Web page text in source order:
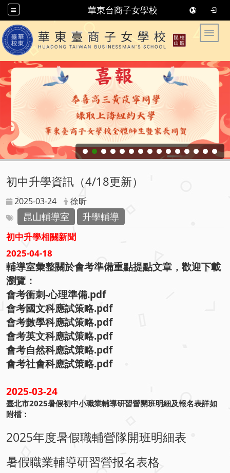
華東台商子女學校
華東臺商子女學校 华东台商子女学校
初中升學資訊（4/18更新）
2025-03-24 徐昕
昆山輔導室 升學輔導
初中升學相關新聞
2025-04-18
輔導室彙整關於會考準備重點提點文章，歡迎下載
瀏覽：
會考衝刺-心理準備.pdf
會考國文科應試策略.pdf
會考數學科應試策略.pdf
會考英文科應試策略.pdf
會考自然科應試策略.pdf
會考社會科應試策略.pdf
2025-03-24
臺北市2025暑假初中小職業輔導研習營開班明細及報名表詳如
附檔：
2025年度暑假職輔營隊開班明細表
暑假職業輔導研習營报名表格